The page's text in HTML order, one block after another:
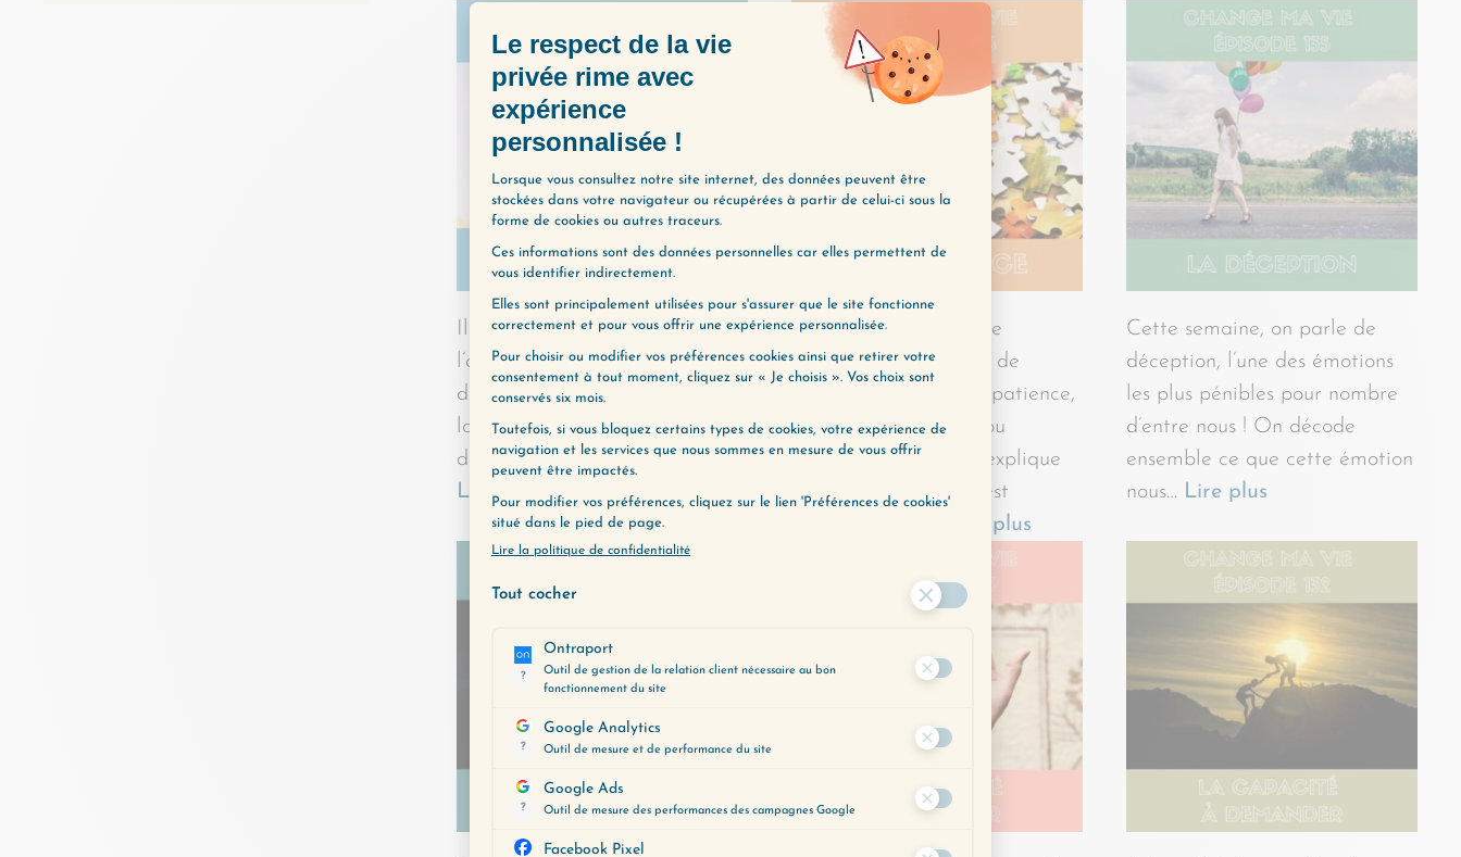
Il y a des gens qui ont
l’abandon trop facile, et
d’autres qui persistent trop
longtemps. Que vous soyez
dans un camp ou dans…
Lire plus
Aujourd’hui, on observe
ensemble les schémas de
pensée qui créent l’impatience,
qu’elle soit agréable ou
désagréable. Je vous explique
en quoi l’impatience est
Lire plus
Cette semaine, on parle de
déception, l’une des émotions
les plus pénibles pour nombre
d’entre nous ! On décode
ensemble ce que cette émotion
nous… Lire plus